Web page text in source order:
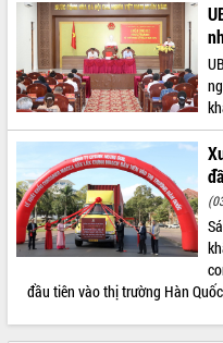
đầu tiên vào thị trường Hàn